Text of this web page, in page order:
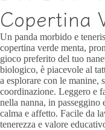
Copertina
Un panda morbido e
copertina verde menta,
gioco preferito del tuo
biologico, è piacevole al
a esplorare con le manine,
coordinazione. Leggero e
nella nanna, in
calma e affetto. Facile da
tenerezza e valore